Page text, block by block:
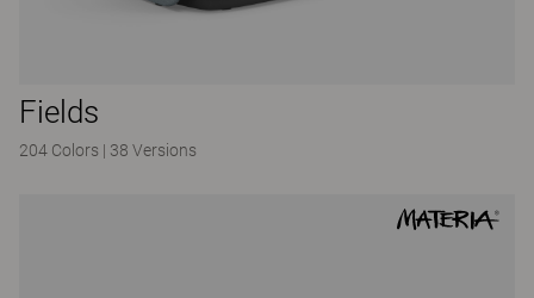
Fields
204 Colors | 38 Versions